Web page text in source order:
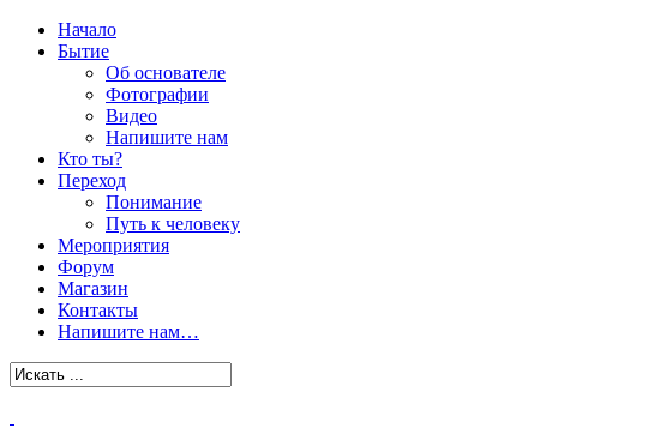
Начало
Бытие
Об основателе
Фотографии
Видео
Напишите нам
Кто ты?
Переход
Понимание
Путь к человеку
Мероприятия
Форум
Магазин
Контакты
Напишите нам…